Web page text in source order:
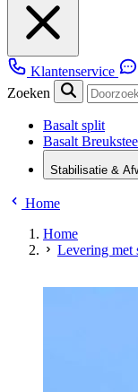
Klantenservice
Zoeken
Basalt split
Basalt
Stabilisatie &
Home
Home
Levering met